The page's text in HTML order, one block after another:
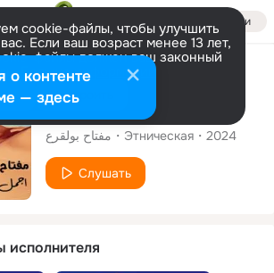
Войти
cookie-файлы, чтобы улучшить
Если ваш возраст менее 13 лет,
файлы должен ваш законный
Больше информации
Настроить
Сингл
اجمل حاجة
مفتاح بولقرع Этническая 2024
Слушать
исполнителя
контенте
— здесь